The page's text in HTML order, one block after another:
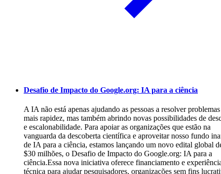
Desafio de Impacto do Google.org: IA para a ciência
A IA não está apenas ajudando as pessoas a resolver
mais rapidez, mas também abrindo novas possibilidades de
e escalonabilidade. Para apoiar as organizações que estão na
vanguarda da descoberta científica e aproveitar nosso fundo
de IA para a ciência, estamos lançando um novo edital global
$30 milhões, o Desafio de Impacto do Google.org: IA para a
ciência.Essa nova iniciativa oferece financiamento e
técnica para ajudar pesquisadores, organizações sem fins